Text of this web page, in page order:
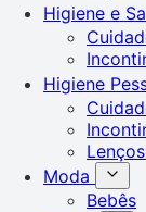
Higiene e
Higiene
Moda
Bebês